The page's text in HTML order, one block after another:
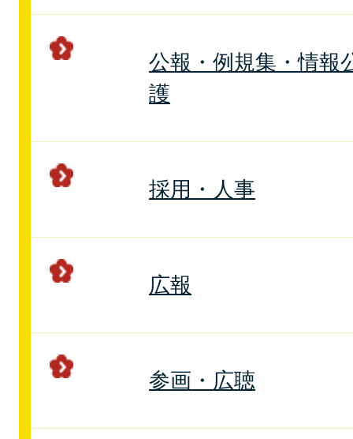
公報・例規集・情報
護
採用・人事
広報
参画・広聴